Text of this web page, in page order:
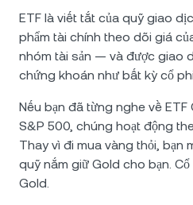
ETF là viết tắt của quỹ giao
phẩm tài chính theo dõi giá
nhóm tài sản — và được giao
chứng khoán như bất kỳ cổ
Nếu bạn đã từng nghe về
S&P 500, chúng hoạt động
Thay vì đi mua vàng thỏi, bạn
quỹ nắm giữ Gold cho bạn.
Gold.